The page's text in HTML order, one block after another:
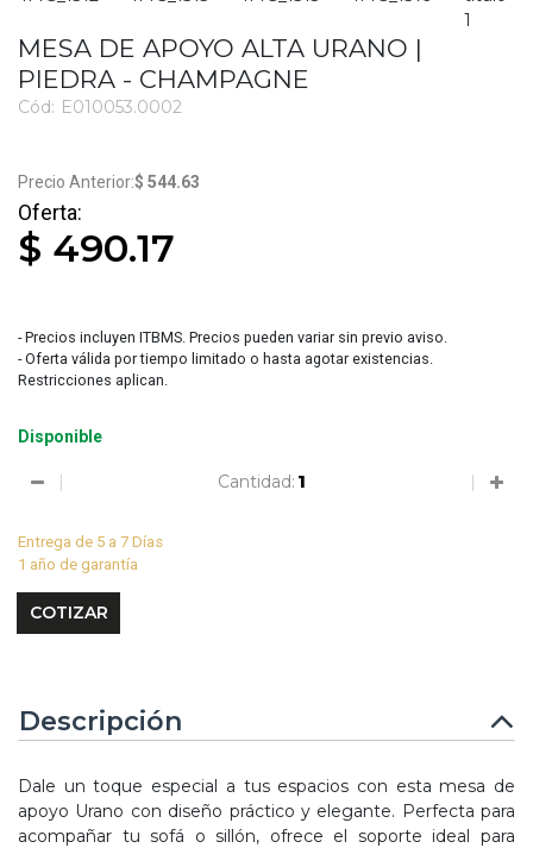
MESA DE APOYO ALTA URANO |
PIEDRA - CHAMPAGNE
Cód: E010053.0002
$ 544.63
$ 490.17
- Precios incluyen ITBMS. Precios pueden variar sin previo aviso.
- Oferta válida por tiempo limitado o hasta agotar existencias.
Restricciones aplican.
Disponible
Cantidad:
Entrega de 5 a 7 Días
1 año de garantía
Descripción
Dale un toque especial a tus espacios con esta mesa de
apoyo Urano con diseño práctico y elegante. Perfecta para
acompañar tu sofá o sillón, ofrece el soporte ideal para